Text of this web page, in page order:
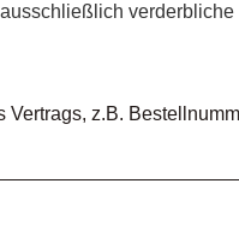
Vertrags, z.B.